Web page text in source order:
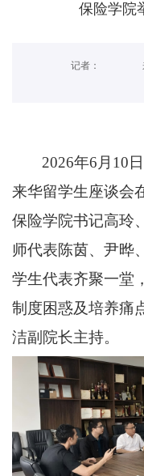
保险学院
记者：
2026年6月10
来华留学生座谈会
保险学院书记高玲
师代表陈茵、尹晔
学生代表齐聚一堂
制度困惑及培养痛
洁副院长主持。